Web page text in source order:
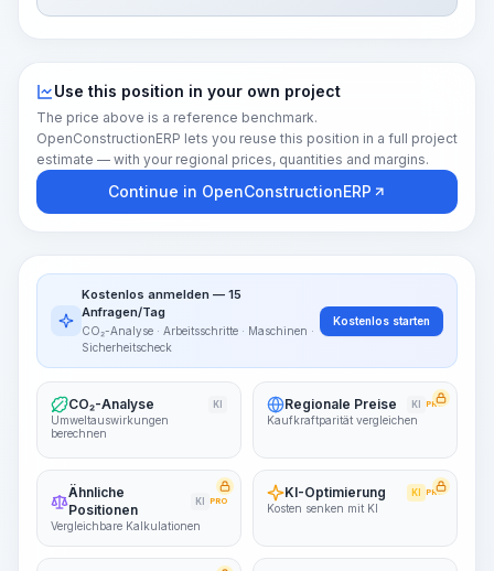
Use this position in your own project
The price above is a reference benchmark.
OpenConstructionERP lets you reuse this position in a full project
estimate — with your regional prices, quantities and margins.
Continue in OpenConstructionERP
Kostenlos anmelden — 15
Anfragen/Tag
CO₂-Analyse · Arbeitsschritte · Maschinen ·
Sicherheitscheck
Kostenlos starten
CO₂-Analyse KI
Umweltauswirkungen
berechnen
Regionale Preise KI PRO
Kaufkraftparität vergleichen
Ähnliche
Positionen
KI PRO
Vergleichbare Kalkulationen
KI-Optimierung KI PRO
Kosten senken mit KI